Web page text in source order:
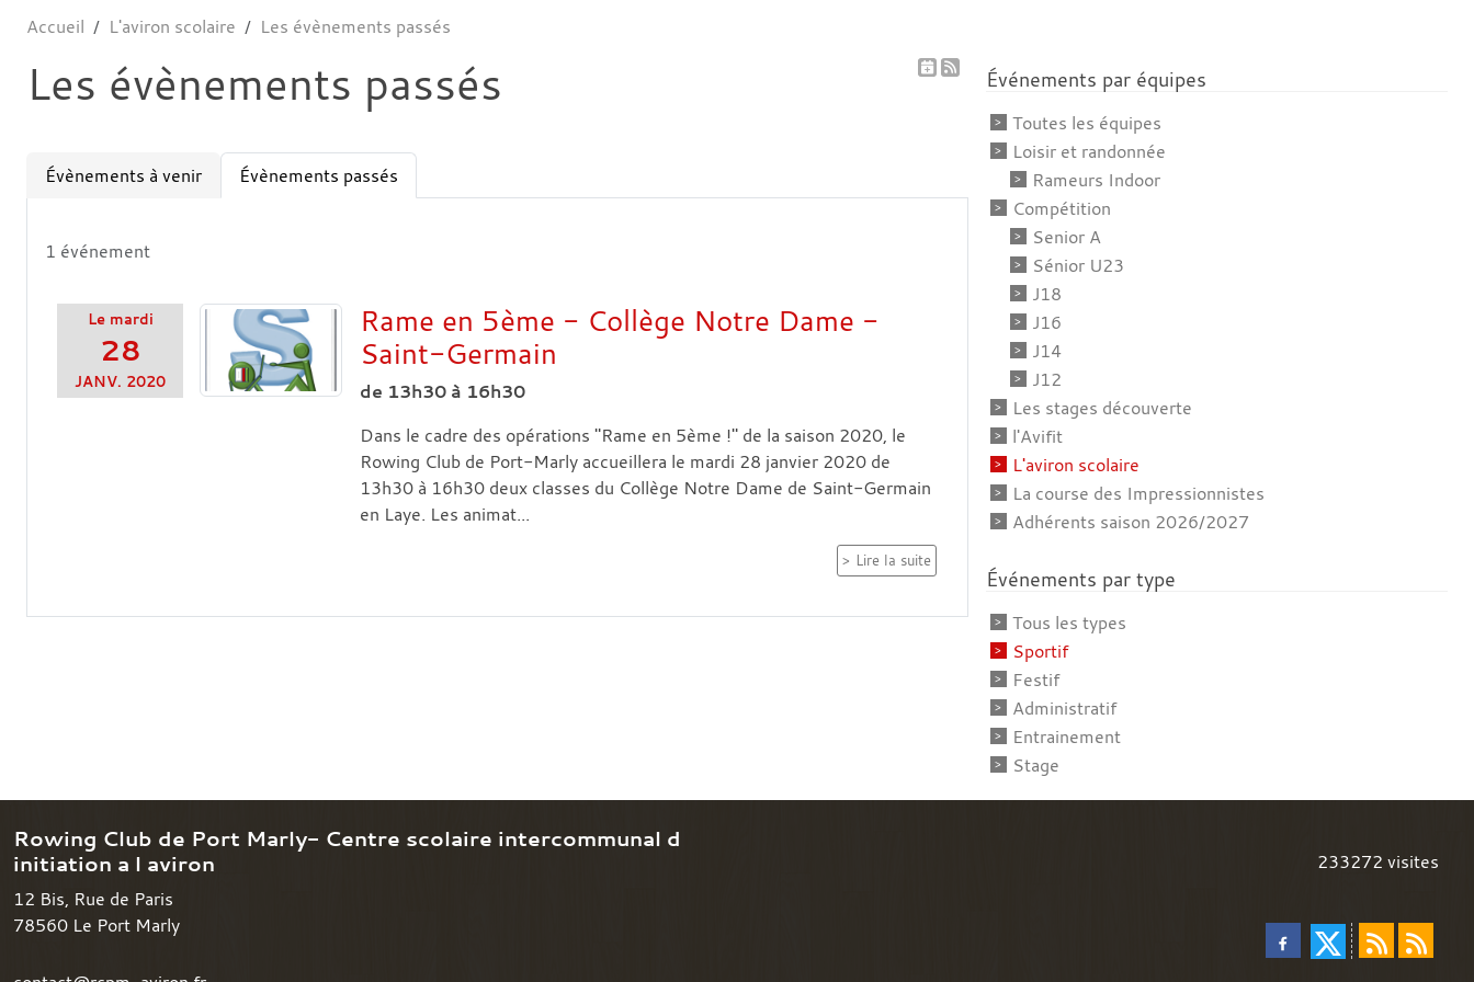
Accueil L'aviron scolaire Les évènements passés
Les évènements passés
Évènements à venir Évènements passés
1 événement
Le mardi
28
JANV. 2020
Rame en 5ème - Collège Notre Dame -
Saint-Germain
de 13h30 à 16h30
Dans le cadre des opérations "Rame en 5ème !" de la saison 2020, le
Rowing Club de Port-Marly accueillera le mardi 28 janvier 2020 de
13h30 à 16h30 deux classes du Collège Notre Dame de Saint-Germain
en Laye. Les animat...
Lire la suite
Événements par équipes
Toutes les équipes
Loisir et randonnée
Rameurs Indoor
Compétition
Senior A
Sénior U23
J18
J16
J14
J12
Les stages découverte
l'Avifit
L'aviron scolaire
La course des Impressionnistes
Adhérents saison 2026/2027
Événements par type
Tous les types
Sportif
Festif
Administratif
Entrainement
Stage
Rowing Club de Port Marly- Centre scolaire intercommunal d
initiation a l aviron
12 Bis, Rue de Paris
78560 Le Port Marly
233272 visites